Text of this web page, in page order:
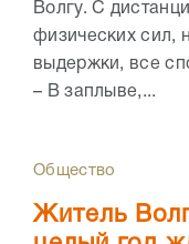
Волгу. С
физических сил,
выдержки, все
– В заплыве,...
Общество
Житель